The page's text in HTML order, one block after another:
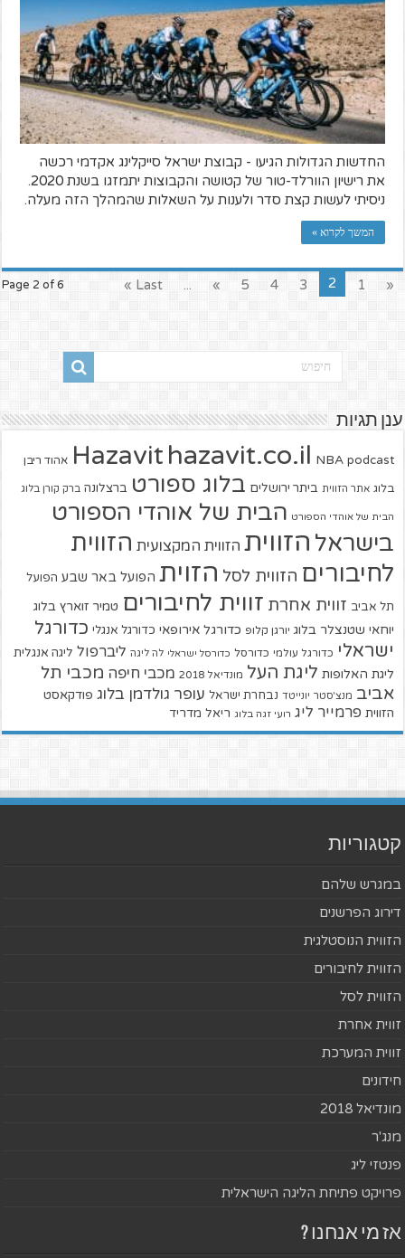
החדשות הגדולות הגיעו - קבוצת ישראל סייקלינג אקדמי רכשה
את רישיון הוורלד-טור של קטושה והקבוצות יתמזגו בשנת 2020.
ניסיתי לעשות קצת סדר ולענות על השאלות שהמהלך הזה מעלה.
המשך לקרוא »
Page 2 of 6 «
1
2
3
4
5
»
...
Last »
ענן תגיות
Hazavit hazavit.co.il NBA podcast אהוד ריבן
בלוג אתר הזווית ביתר ירושלים בלוג ספורט ברצלונה ברק קורן בלוג
הבית של אוהדי הספורט הבית של אוהדי הספורט
בישראל הזווית הזווית המקצועית הזווית
לחיבורים הזווית לסל הזוית הפועל באר שבע הפועל
תל אביב זווית אחרת זווית לחיבורים טמיר זוארץ בלוג
יוחאי שטנצלר בלוג יורגן קלופ כדורגל אירופאי כדורגל אנגלי כדורגל
ישראלי כדורגל עולמי כדורסל כדורסל ישראלי לה ליגה ליברפול ליגה אנגלית
ליגת האלופות ליגת העל מונדיאל 2018 מכבי חיפה מכבי תל
אביב מנצ'סטר יונייטד נבחרת ישראל עופר גולדמן בלוג פודקאסט
הזווית פרמייר ליג רועי זגה בלוג ריאל מדריד
קטגוריות
במגרש שלהם
דירוג הפרשנים
הזווית הנוסטלגית
הזווית לחיבורים
הזווית לסל
זווית אחרת
זווית המערכת
חידונים
מונדיאל 2018
מנג'ר
פנטזי ליג
פרויקט פתיחת הליגה הישראלית
אז מי אנחנו ?